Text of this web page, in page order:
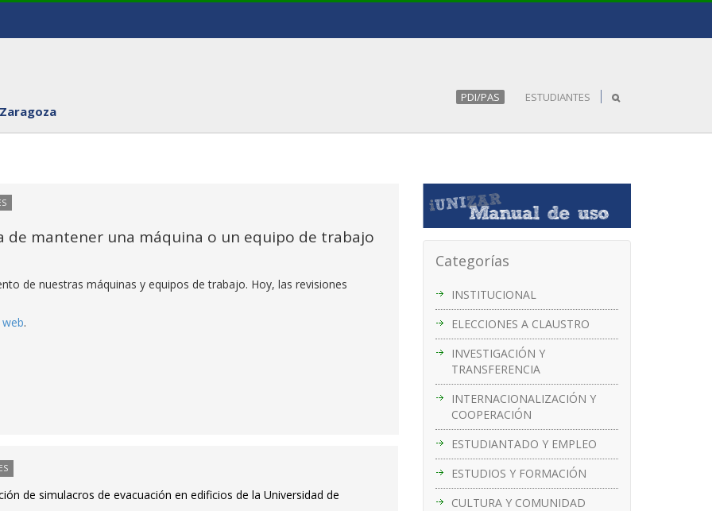
PDI/PAS ESTUDIANTES
Categorías
INSTITUCIONAL
ELECCIONES A CLAUSTRO
INVESTIGACIÓN Y
TRANSFERENCIA
INTERNACIONALIZACIÓN Y
COOPERACIÓN
ESTUDIANTADO Y EMPLEO
ESTUDIOS Y FORMACIÓN
CULTURA Y COMUNIDAD
de mantener una máquina o un equipo de trabajo
de nuestras máquinas y equipos de trabajo. Hoy, las revisiones
.
de simulacros de evacuación en edificios de la Universidad de